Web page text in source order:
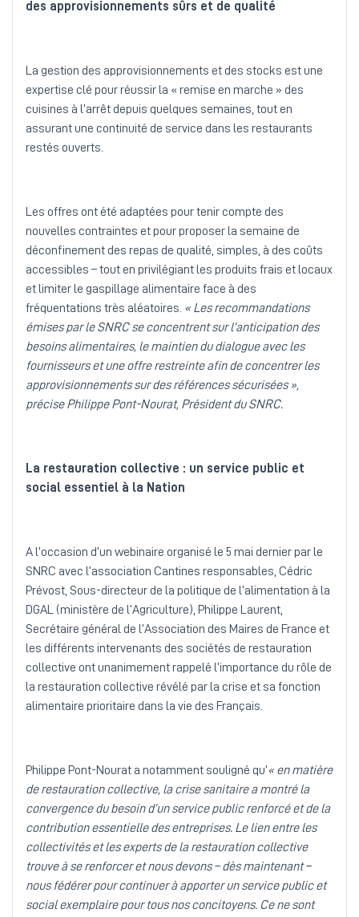
des approvisionnements sûrs et de qualité
La gestion des approvisionnements et des stocks est une
expertise clé pour réussir la « remise en marche » des
cuisines à l’arrêt depuis quelques semaines, tout en
assurant une continuité de service dans les restaurants
restés ouverts.
Les offres ont été adaptées pour tenir compte des
nouvelles contraintes et pour proposer la semaine de
déconfinement des repas de qualité, simples, à des coûts
accessibles – tout en privilégiant les produits frais et locaux
et limiter le gaspillage alimentaire face à des
fréquentations très aléatoires. « Les recommandations
émises par le SNRC se concentrent sur l’anticipation des
besoins alimentaires, le maintien du dialogue avec les
fournisseurs et une offre restreinte afin de concentrer les
approvisionnements sur des références sécurisées »,
précise Philippe Pont-Nourat, Président du SNRC.
La restauration collective : un service public et
social essentiel à la Nation
A l’occasion d’un webinaire organisé le 5 mai dernier par le
SNRC avec l’association Cantines responsables, Cédric
Prévost, Sous-directeur de la politique de l’alimentation à la
DGAL (ministère de l’Agriculture), Philippe Laurent,
Secrétaire général de l’Association des Maires de France et
les différents intervenants des sociétés de restauration
collective ont unanimement rappelé l’importance du rôle de
la restauration collective révélé par la crise et sa fonction
alimentaire prioritaire dans la vie des Français.
Philippe Pont-Nourat a notamment souligné qu’« en matière
de restauration collective, la crise sanitaire a montré la
convergence du besoin d’un service public renforcé et de la
contribution essentielle des entreprises. Le lien entre les
collectivités et les experts de la restauration collective
trouve à se renforcer et nous devons – dès maintenant –
nous fédérer pour continuer à apporter un service public et
social exemplaire pour tous nos concitoyens. Ce ne sont